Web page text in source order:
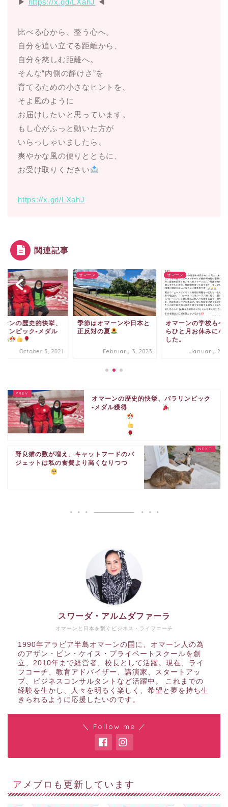
▶︎ https://x.gd/LXahJ ◀︎
比べる心から、整う心へ。
自分を追い立てる距離から、
自分を慈しむ距離へ。
そんな“内側の静けさ”を
育てるための小さなヒントを、
そよ風のように
お届けしたいと思っています。
もし心がふっと動いた方が
いらっしゃいましたら、
爽やかな風の便りとともに、
お受け取りください
https://x.gd/LXahJ
関連記事
ーンの歴史的快挙、
リンピック•メダル
October 3, 2021
オマーン
季節はオマーンや日本と
正反対の夏
February 3, 2023
オマーン
オマーンの学校も今
らひと月お休みにな
した。
January 29,
オマーンの歴史的快挙、パラリンピック
•メダル獲得
野良猫の数が増え、キャットフードのバ
ジェットは私の食費より高くなりつつ
オマーンと日本を繋ぐビジネス・ライフコーチ
スワーダ・アルムダファーラ
1990年アラビア半島オマーンの国に、オマーン人の為
のアザン・ビン・ケイス・プライベートスクールを創
立、2010年まで経営者、校長として活躍。現在、ライ
フコーチ、教育アドバイザー、講演家、スタートアッ
プ、ビジネスコンサルタントなど活躍中。 これまでの
経験を生かし、人々を明るく楽しく、希望と夢を持ち生
きられるように応援したいのです。
＼ Follow me ／
アメブロも更新しています